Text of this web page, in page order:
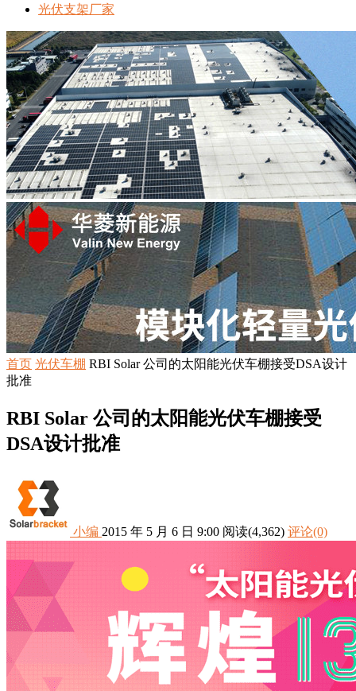
光伏支架厂家
首页 光伏车棚 RBI Solar 公司的太阳能光伏车棚接受DSA设计
批准
RBI Solar 公司的太阳能光伏车棚接受
DSA设计批准
小编 2015 年 5 月 6 日 9:00 阅读(4,362) 评论(0)